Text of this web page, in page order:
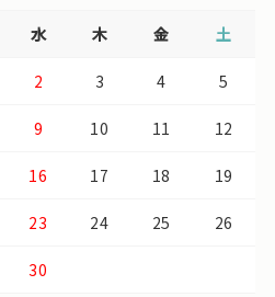
水 木 金 土
2 3 4 5
9 10 11 12
16 17 18 19
23 24 25 26
30